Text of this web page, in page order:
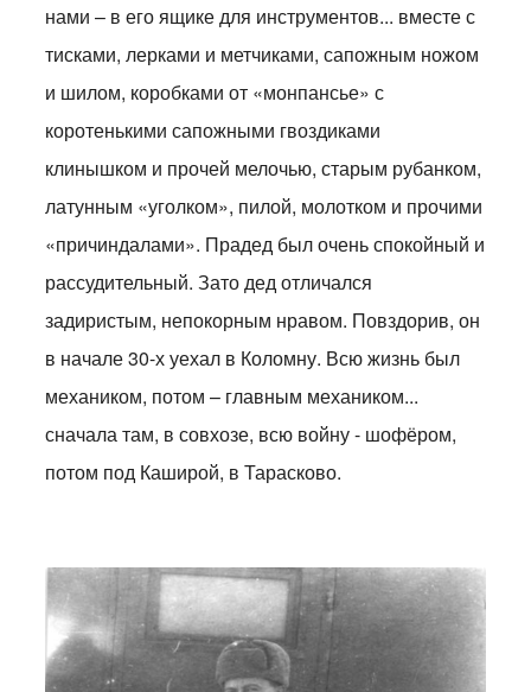
нами – в его ящике для инструментов... вместе с
тисками, лерками и метчиками, сапожным ножом
и шилом, коробками от «монпансье» с
коротенькими сапожными гвоздиками
клинышком и прочей мелочью, старым рубанком,
латунным «уголком», пилой, молотком и прочими
«причиндалами». Прадед был очень спокойный и
рассудительный. Зато дед отличался
задиристым, непокорным нравом. Повздорив, он
в начале 30-х уехал в Коломну. Всю жизнь был
механиком, потом – главным механиком...
сначала там, в совхозе, всю войну - шофёром,
потом под Каширой, в Тарасково.